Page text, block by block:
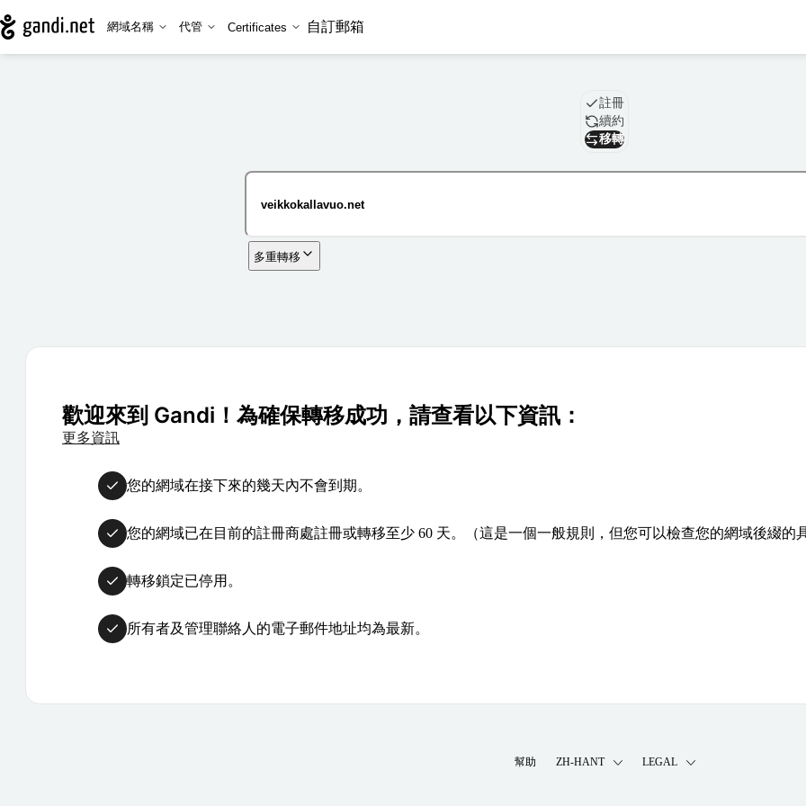
網域名稱 代管 Certificates 自訂郵箱
域名註冊
續約
移轉
多重轉移
歡迎來到 Gandi！為確保轉移成功，請查看以下資訊：
更多資訊
您的網域在接下來的幾天內不會到期。
您的網域已在目前的註冊商處註冊或轉移至少 60 天。（這是一個一般規則，但您可以檢查您的網域後綴的
轉移鎖定已停用。
所有者及管理聯絡人的電子郵件地址均為最新。
幫助 ZH-HANT LEGAL